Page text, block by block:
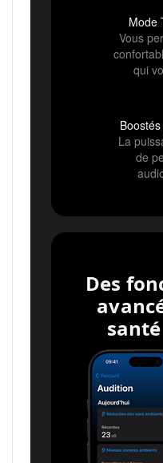
Mode
Vous
qui
La
de
Des